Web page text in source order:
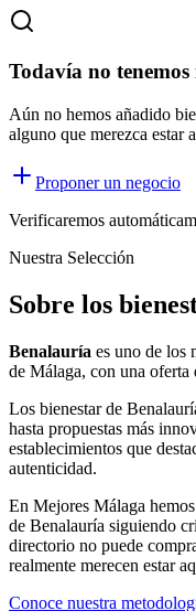
Todavía no
Aún no hemos añadido
alguno que merezca estar
Proponer un negocio
Verificaremos
Nuestra Selección
Sobre los
Benalauría es uno de los
de Málaga, con una oferta
Los bienestarde
hasta propuestas más
establecimientos que
autenticidad.
En Mejores Málaga
de Benalauría siguiendo
directorio no puede
realmente merecen estar
Conoce nuestra